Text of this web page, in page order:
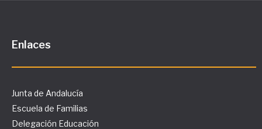
Enlaces
Junta de Andalucía
Escuela de Familias
Delegación Educación